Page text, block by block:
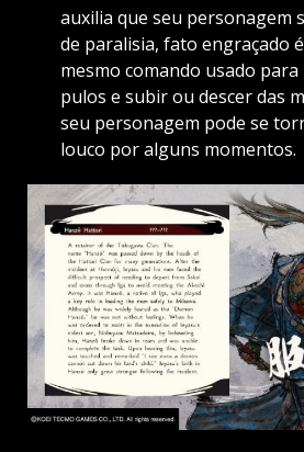
auxilia que seu personagem
de paralisia, fato engraçado
mesmo comando usado
pulos e subir ou descer das
seu personagem pode se
louco por alguns momentos.